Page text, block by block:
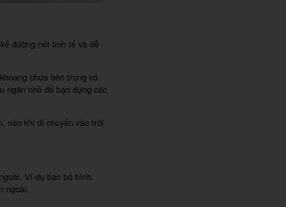
đường nét tinh tế và dễ
chứa bên trong có
ngăn nhỏ để bạn đựng các
nên khi di chuyển vào trời
Ví dụ bạn bỏ bình
ngoài.